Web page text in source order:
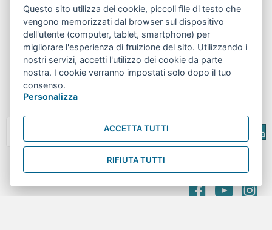
Cerca
© 2026 | Centro RiESco - Tutti i diritti sono riservati
Questo sito utilizza dei cookie, piccoli file di testo che
vengono memorizzati dal browser sul dispositivo
dell'utente (computer, tablet, smartphone) per
migliorare l'esperienza di fruizione del sito. Utilizzando i
nostri servizi, accetti l'utilizzo dei cookie da parte
nostra. I cookie verranno impostati solo dopo il tuo
consenso.
Personalizza
ACCETTA TUTTI
RIFIUTA TUTTI